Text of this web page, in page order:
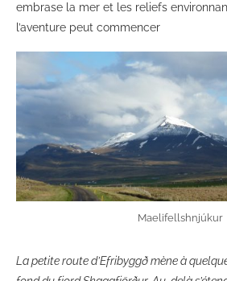
embrase la mer et les reliefs
l’aventure peut commencer
Maelifellshnjúkur
La petite route d’Efribyggð mène à